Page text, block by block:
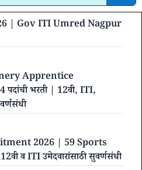
2026 | Gov ITI Umred Nagpur
Apprentice
भरती | 12वी, ITI,
2026 | 59 Sports
व ITI उमेदवारांसाठी सुवर्णसंधी